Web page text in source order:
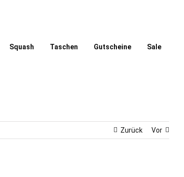
Squash Taschen Gutscheine Sale
Zurück Vor